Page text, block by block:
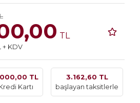
TL
+ KDV
TL
Kartı
3.162,60 TL
başlayan taksitlerle